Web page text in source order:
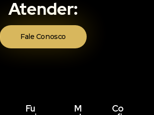
Atender:
Fale Conosco
Fu M Co